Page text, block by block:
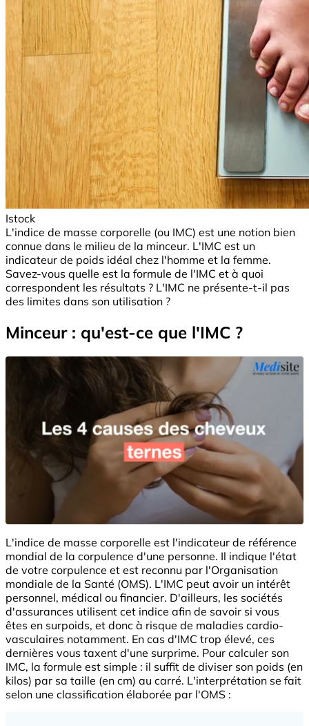
Istock
L'indice de masse corporelle (ou IMC) est une notion bien
connue dans le milieu de la minceur. L'IMC est un
indicateur de poids idéal chez l'homme et la femme.
Savez-vous quelle est la formule de l'IMC et à quoi
correspondent les résultats ? L'IMC ne présente-t-il pas
des limites dans son utilisation ?
Minceur : qu'est-ce que l'IMC ?
L'indice de masse corporelle est l'indicateur de référence
mondial de la corpulence d'une personne. Il indique l'état
de votre corpulence et est reconnu par l'Organisation
mondiale de la Santé (OMS). L'IMC peut avoir un intérêt
personnel, médical ou financier. D'ailleurs, les sociétés
d'assurances utilisent cet indice afin de savoir si vous
êtes en surpoids, et donc à risque de maladies cardio-
vasculaires notamment. En cas d'IMC trop élevé, ces
dernières vous taxent d'une surprime. Pour calculer son
IMC, la formule est simple : il suffit de diviser son poids (en
kilos) par sa taille (en cm) au carré. L'interprétation se fait
selon une classification élaborée par l'OMS :